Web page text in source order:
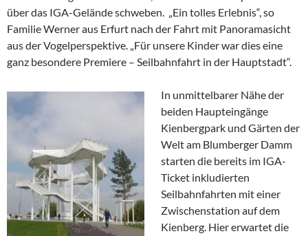
über das IGA-Gelände schweben. „Ein tolles Erlebnis“, so
Familie Werner aus Erfurt nach der Fahrt mit Panoramasicht
aus der Vogelperspektive. „Für unsere Kinder war dies eine
ganz besondere Premiere – Seilbahnfahrt in der Hauptstadt“.
In unmittelbarer Nähe der
beiden Haupteingänge
Kienbergpark und Gärten der
Welt am Blumberger Damm
starten die bereits im IGA-
Ticket inkludierten
Seilbahnfahrten mit einer
Zwischenstation auf dem
Kienberg. Hier erwartet die